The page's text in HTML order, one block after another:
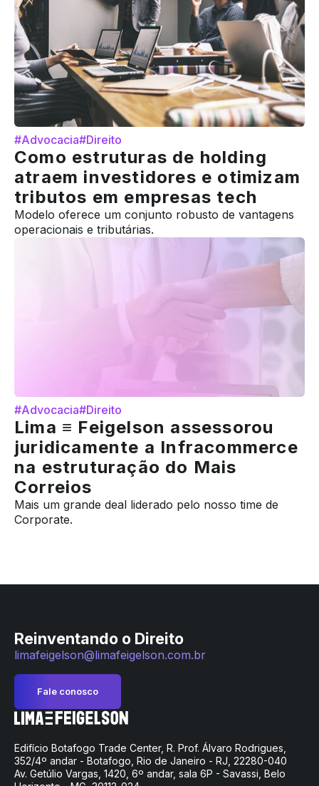
#Advocacia#Direito
Como estruturas de holding
atraem investidores e otimizam
tributos em empresas tech
Modelo oferece um conjunto robusto de vantagens
operacionais e tributárias.
#Advocacia#Direito
Lima ≡ Feigelson assessorou
juridicamente a Infracommerce
na estruturação do Mais
Correios
Mais um grande deal liderado pelo nosso time de
Corporate.
Reinventando o Direito
limafeigelson@limafeigelson.com.br
Fale conosco
Edifício Botafogo Trade Center, R. Prof. Álvaro Rodrigues,
352/4º andar - Botafogo, Rio de Janeiro - RJ, 22280-040
Av. Getúlio Vargas, 1420, 6º andar, sala 6P - Savassi, Belo